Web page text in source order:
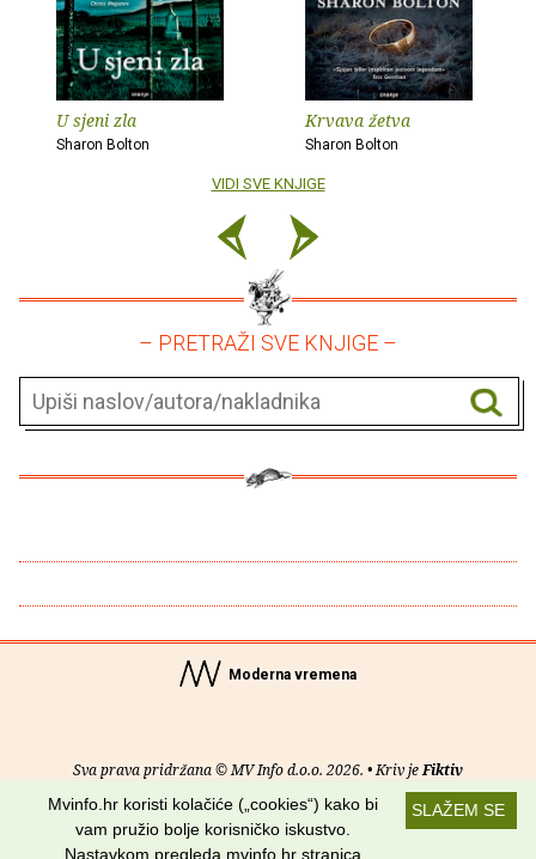
U sjeni zla
Sharon Bolton
Krvava žetva
Sharon Bolton
VIDI SVE KNJIGE
– PRETRAŽI SVE KNJIGE –
Moderna vremena
Sva prava pridržana © MV Info d.o.o. 2026. • Kriv jeFiktiv
O nama• Pomoć• Uvjeti korištenja•RSS kanaliSLAŽEM SE
Mvinfo.hr koristi kolačiće („cookies“) kako bi
vam pružio bolje korisničko iskustvo.
Nastavkom pregleda mvinfo.hr stranica